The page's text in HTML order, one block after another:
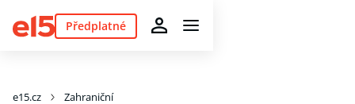
Předplatné
e15.cz Zahraniční